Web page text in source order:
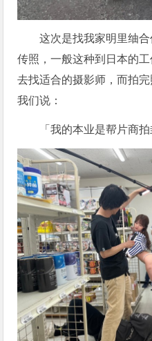
这次是找我家明里䌷
传照，一般这种到日本的
去找适合的摄影师，而拍
我们说：
「我的本业是帮片商